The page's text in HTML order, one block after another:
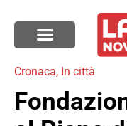
Cronaca, In città